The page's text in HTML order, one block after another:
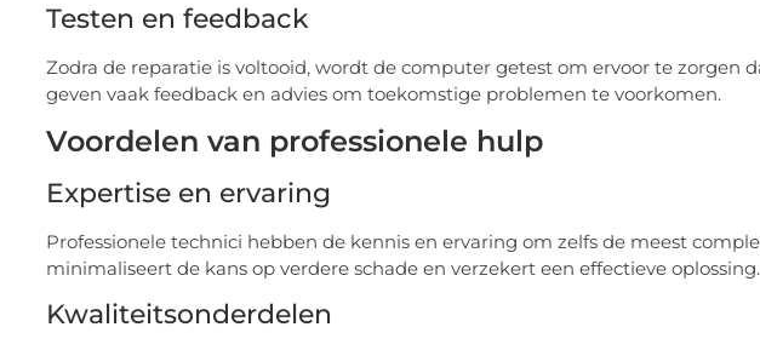
Testen en feedback
Zodra de reparatie is voltooid, wordt de computer getest om ervoor te zorgen
geven vaak feedback en advies om toekomstige problemen te voorkomen.
Voordelen van professionele hulp
Expertise en ervaring
Professionele technici hebben de kennis en ervaring om zelfs de meest
minimaliseert de kans op verdere schade en verzekert een effectieve oplossing.
Kwaliteitsonderdelen